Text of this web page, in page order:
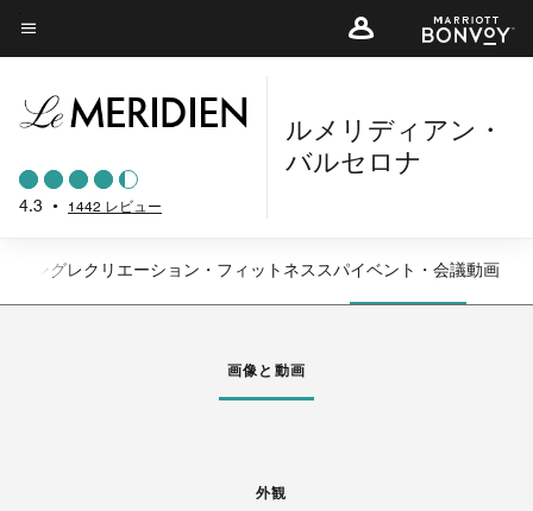
Skip
to
content
メニューのテキスト
4.3 • 1442 レビュー
ルメリディアン・
バルセロナ
左矢印
ニングレクリエーション・フィットネス スパイベント・会議動画
画像と動画
外観